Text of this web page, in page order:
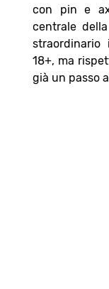
con pin e
centrale
18+, ma
già un passo